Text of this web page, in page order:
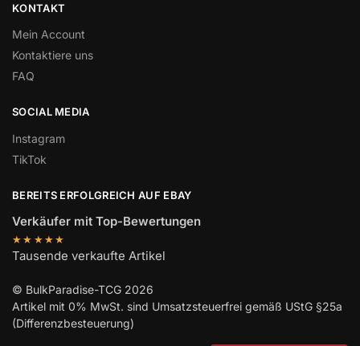
KONTAKT
Mein Account
Kontaktiere uns
FAQ
SOCIAL MEDIA
Instagram
TikTok
BEREITS ERFOLGREICH AUF EBAY
Verkäufer mit Top-Bewertungen
★★★★★
Tausende verkaufte Artikel
© BulkParadise-TCG 2026
Artikel mit 0% MwSt. sind Umsatzsteuerfrei gemäß UStG §25a
(Differenzbesteuerung)